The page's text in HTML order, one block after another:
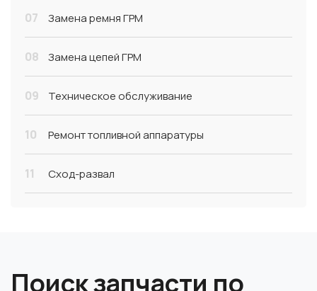
07 Замена ремня ГРМ
08 Замена цепей ГРМ
09 Техническое обслуживание
10 Ремонт топливной аппаратуры
11 Сход-развал
Поиск запчасти по